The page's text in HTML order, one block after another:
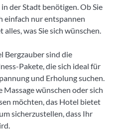
der Stadt benötigen. Ob Sie
einfach nur entspannen
was Sie sich wünschen.
Bergzauber sind die
Pakete, die sich ideal für
und Erholung suchen.
Massage wünschen oder sich
möchten, das Hotel bietet
sicherzustellen, dass Ihr